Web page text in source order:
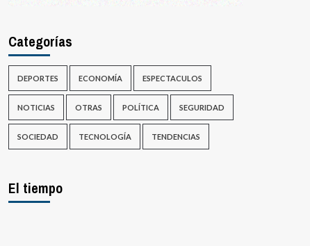
Categorías
DEPORTES ECONOMÍA ESPECTACULOS
NOTICIAS OTRAS POLÍTICA SEGURIDAD
SOCIEDAD TECNOLOGÍA TENDENCIAS
El tiempo